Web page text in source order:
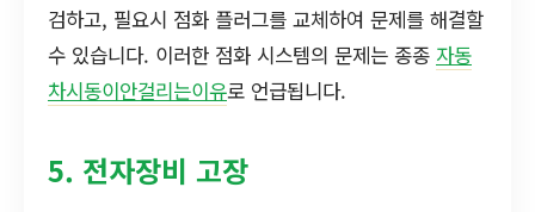
검하고, 필요시 점화 플러그를 교체하여 문제를 해결할
수 있습니다. 이러한 점화 시스템의 문제는 종종 자동
차시동이안걸리는이유로 언급됩니다.
5. 전자장비 고장